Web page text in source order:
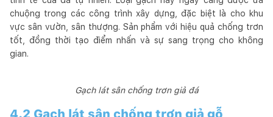
chuộng trong các công trình xây dựng, đặc biệt là cho khu
vực sân vườn, sân thượng. Sản phẩm với hiệu quả chống trơn
tốt, đồng thời tạo điểm nhấn và sự sang trọng cho không
gian.
Gạch lát sân chống trơn giả đá
4.2 Gạch lát sân chống trơn giả gỗ